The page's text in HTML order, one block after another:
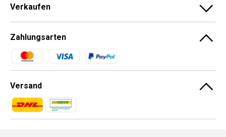
Verkaufen
Zahlungsarten
Zahlungsmethoden
Versand
Zahlungsmethoden